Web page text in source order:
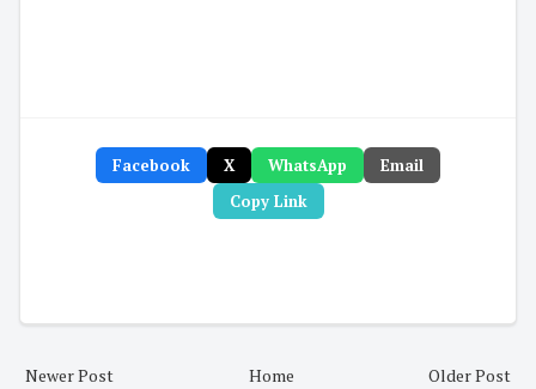
Facebook X WhatsApp
Email
Copy Link
Newer Post Older Post
Home